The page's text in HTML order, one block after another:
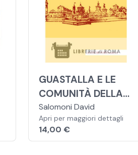
GUASTALLA E LE
COMUNITÀ DELLA
BASSA NEL TARDO
MEDIOEVO
Salomoni David
Apri per maggiori dettagli
14,00 €